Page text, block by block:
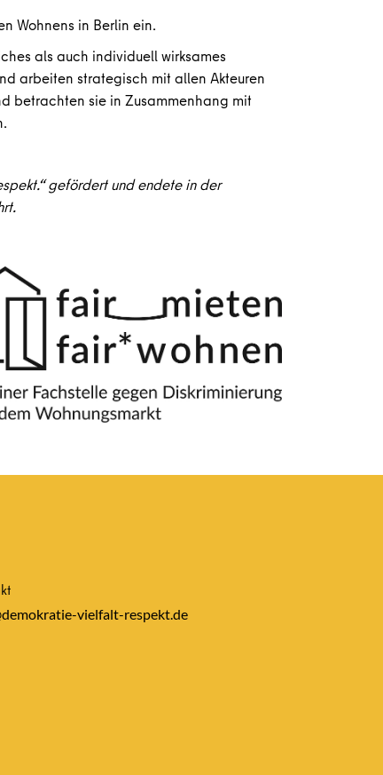
Wohnens in Berlin ein.
als auch individuell wirksames
arbeiten strategisch mit allen Akteuren
betrachten sie in Zusammenhang mit
gefördert und endete in der
vielfalt-respekt.de